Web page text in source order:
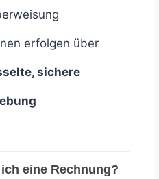
erfolgen über
sichere
eine Rechnung?